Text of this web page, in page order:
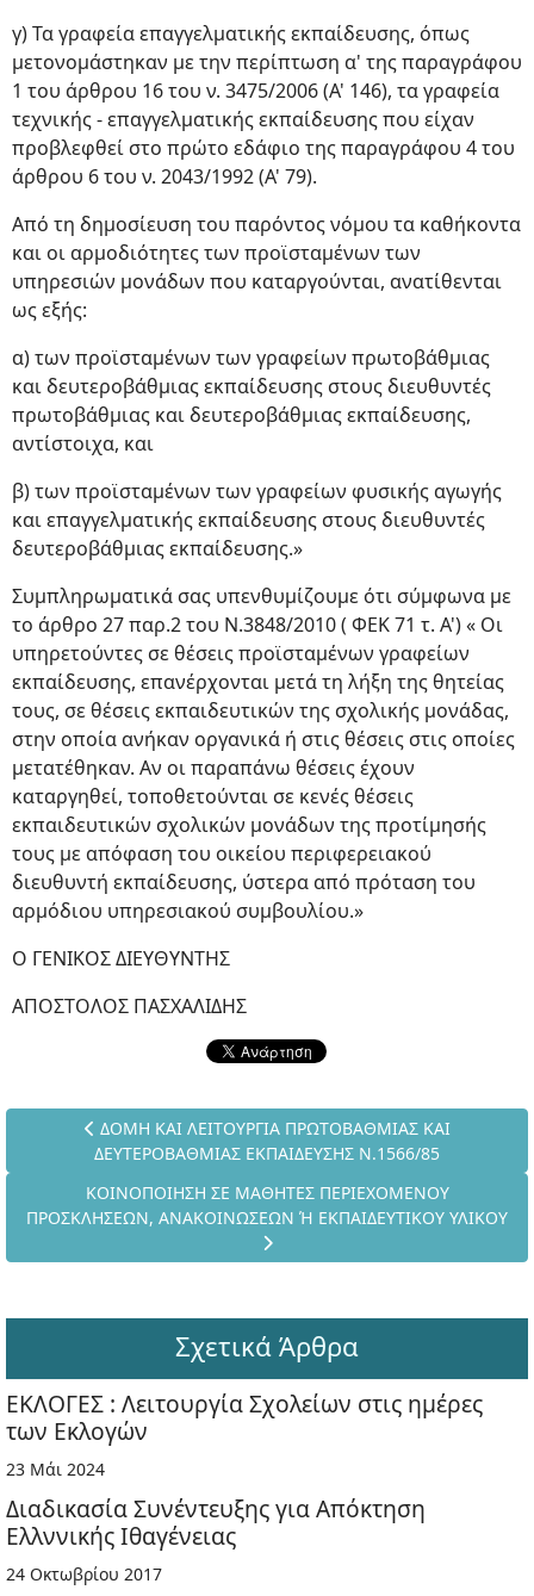
γ) Τα γραφεία επαγγελματικής εκπαίδευσης, όπως
μετονομάστηκαν με την περίπτωση α' της παραγράφου
1 του άρθρου 16 του ν. 3475/2006 (Α' 146), τα γραφεία
τεχνικής - επαγγελματικής εκπαίδευσης που είχαν
προβλεφθεί στο πρώτο εδάφιο της παραγράφου 4 του
άρθρου 6 του ν. 2043/1992 (Α' 79).
Από τη δημοσίευση του παρόντος νόμου τα καθήκοντα
και οι αρμοδιότητες των προϊσταμένων των
υπηρεσιών μονάδων που καταργούνται, ανατίθενται
ως εξής:
α) των προϊσταμένων των γραφείων πρωτοβάθμιας
και δευτεροβάθμιας εκπαίδευσης στους διευθυντές
πρωτοβάθμιας και δευτεροβάθμιας εκπαίδευσης,
αντίστοιχα, και
β) των προϊσταμένων των γραφείων φυσικής αγωγής
και επαγγελματικής εκπαίδευσης στους διευθυντές
δευτεροβάθμιας εκπαίδευσης.»
Συμπληρωματικά σας υπενθυμίζουμε ότι σύμφωνα με
το άρθρο 27 παρ.2 του Ν.3848/2010 ( ΦΕΚ 71 τ. Α') « Οι
υπηρετούντες σε θέσεις προϊσταμένων γραφείων
εκπαίδευσης, επανέρχονται μετά τη λήξη της θητείας
τους, σε θέσεις εκπαιδευτικών της σχολικής μονάδας,
στην οποία ανήκαν οργανικά ή στις θέσεις στις οποίες
μετατέθηκαν. Αν οι παραπάνω θέσεις έχουν
καταργηθεί, τοποθετούνται σε κενές θέσεις
εκπαιδευτικών σχολικών μονάδων της προτίμησής
τους με απόφαση του οικείου περιφερειακού
διευθυντή εκπαίδευσης, ύστερα από πρόταση του
αρμόδιου υπηρεσιακού συμβουλίου.»
Ο ΓΕΝΙΚΟΣ ΔΙΕΥΘΥΝΤΗΣ
ΑΠΟΣΤΟΛΟΣ ΠΑΣΧΑΛΙΔΗΣ
Προηγούμενο άρθρο: ΔΟΜΗ ΚΑΙ ΛΕΙΤΟΥΡΓΙΑ
ΔΟΜΗ ΚΑΙ ΛΕΙΤΟΥΡΓΙΑ ΠΡΩΤΟΒΑΘΜΙΑΣ ΚΑΙ
ΔΕΥΤΕΡΟΒΑΘΜΙΑΣ ΕΚΠΑΙΔΕΥΣΗΣ Ν.1566/85
Επόμενο άρθρο: ΚΟΙΝΟΠΟΙΗΣΗ ΣΕ ΜΑΘΗΤΕΣ
ΚΟΙΝΟΠΟΙΗΣΗ ΣΕ ΜΑΘΗΤΕΣ ΠΕΡΙΕΧΟΜΕΝΟΥ
ΠΡΟΣΚΛΗΣΕΩΝ, ΑΝΑΚΟΙΝΩΣΕΩΝ Ή ΕΚΠΑΙΔΕΥΤΙΚΟΥ ΥΛΙΚΟΥ
Σχετικά Άρθρα
ΕΚΛΟΓΕΣ : Λειτουργία Σχολείων στις ημέρες
των Εκλογών
23 Μάι 2024
Διαδικασία Συνέντευξης για Απόκτηση
Ελλννικής Ιθαγένειας
24 Οκτωβρίου 2017